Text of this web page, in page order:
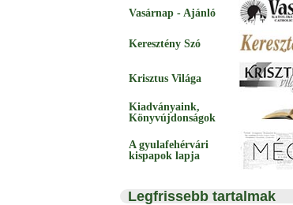
Vasárnap - Ajánló
Keresztény Szó
Krisztus Világa
Kiadványaink,
Könyvújdonságok
A gyulafehérvári
kispapok lapja
Legfrissebb tartalmak